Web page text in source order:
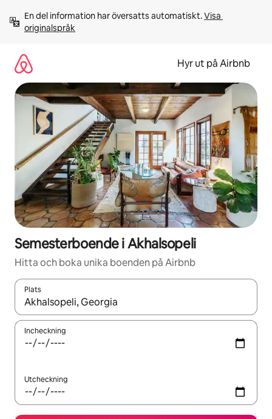
innehåll
En del information har översatts automatiskt. Visa
originalspråk
Hyr ut på Airbnb
Semesterboende i Akhalsopeli
Hitta och boka unika boenden på Airbnb
Plats
När resultaten är tillgängliga kan du navigera med upp- och
Incheckning
Utcheckning